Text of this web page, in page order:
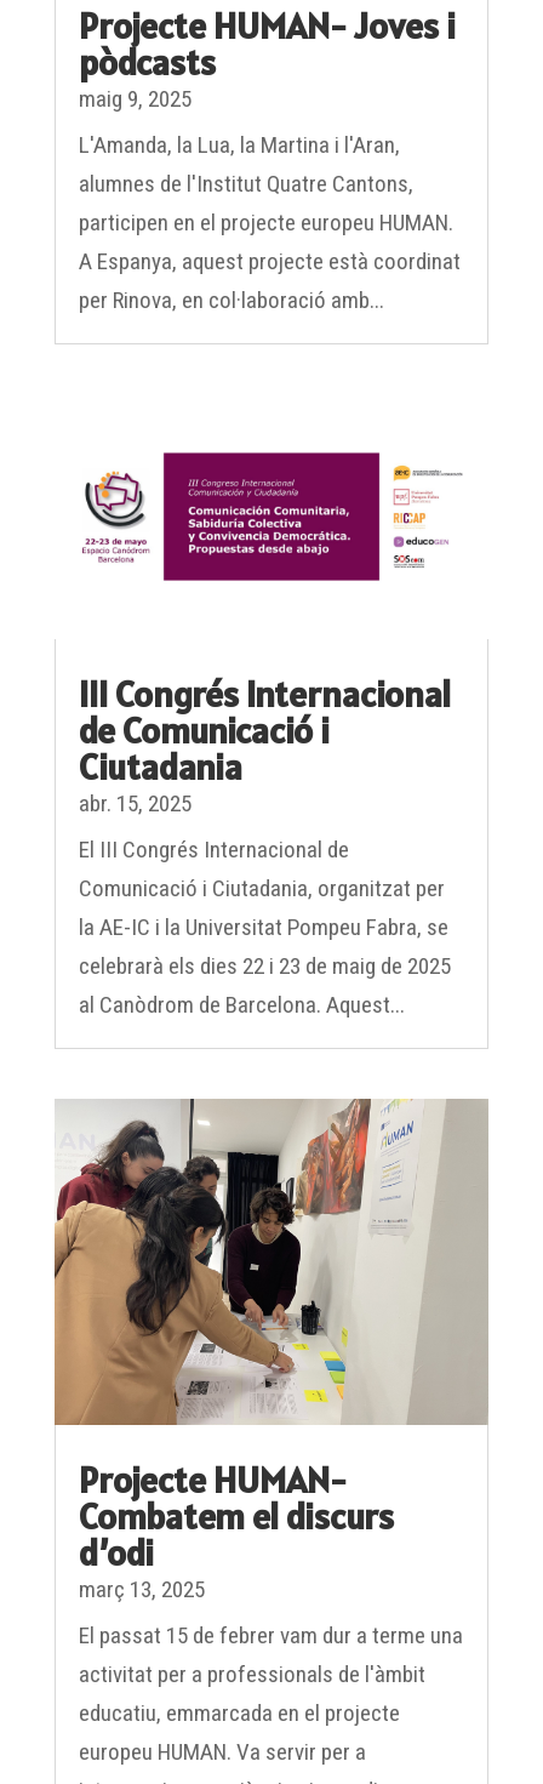
Projecte HUMAN- Joves i
pòdcasts
maig 9, 2025
L'Amanda, la Lua, la Martina i l'Aran,
alumnes de l'Institut Quatre Cantons,
participen en el projecte europeu HUMAN.
A Espanya, aquest projecte està coordinat
per Rinova, en col·laboració amb...
III Congrés Internacional
de Comunicació i
Ciutadania
abr. 15, 2025
El III Congrés Internacional de
Comunicació i Ciutadania, organitzat per
la AE-IC i la Universitat Pompeu Fabra, se
celebrarà els dies 22 i 23 de maig de 2025
al Canòdrom de Barcelona. Aquest...
Projecte HUMAN-
Combatem el discurs
d’odi
març 13, 2025
El passat 15 de febrer vam dur a terme una
activitat per a professionals de l'àmbit
educatiu, emmarcada en el projecte
europeu HUMAN. Va servir per a